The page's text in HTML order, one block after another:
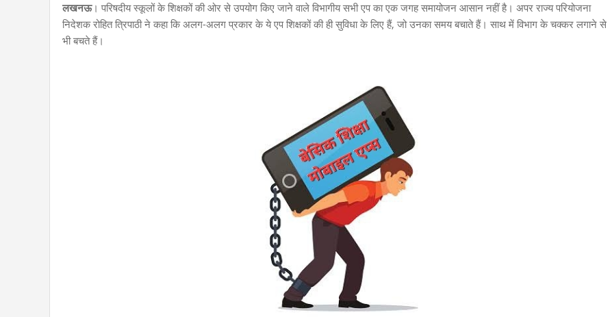
लखनऊ। परिषदीय स्कूलों के शिक्षकों की ओर से उपयोग किए जाने वाले विभागीय सभी एप का एक जगह समायोजन आसान नहीं है। अपर राज्य परियोजना
निदेशक रोहित त्रिपाठी ने कहा कि अलग-अलग प्रकार के ये एप शिक्षकों की ही सुविधा के लिए हैं, जो उनका समय बचाते हैं। साथ में विभाग के चक्कर लगाने से
भी बचते हैं।